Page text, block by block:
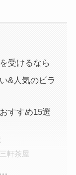
受けるなら
&人気のピラ
すすめ15選
軒茶屋